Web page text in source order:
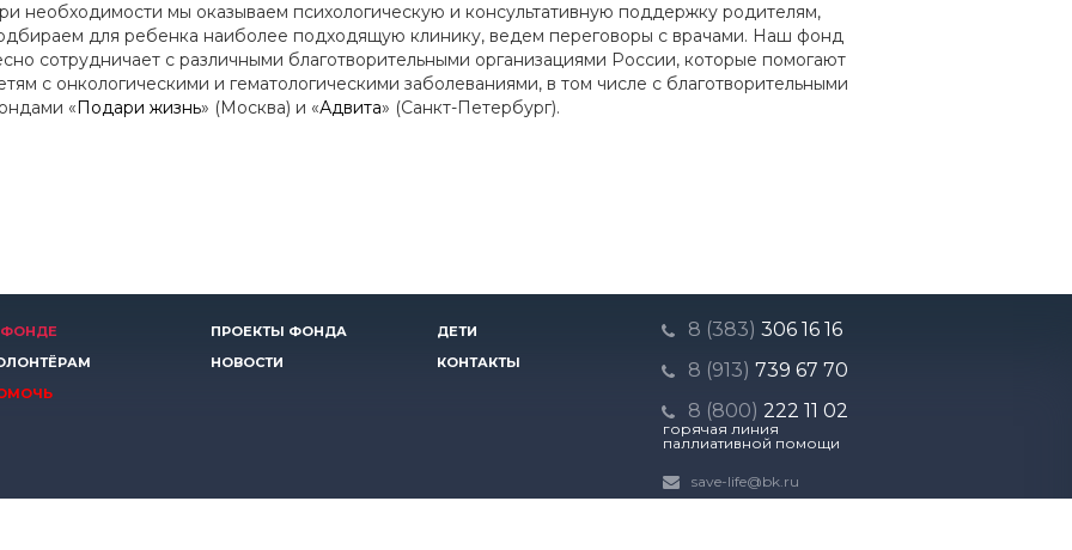
необходимости мы оказываем психологическую и консультативную поддержку родителям,
для ребенка наиболее подходящую клинику, ведем переговоры с врачами. Наш фонд
сотрудничает с различными благотворительными организациями России, которые помогают
с онкологическими и гематологическими заболеваниями, в том числе с благотворительными
«Подари жизнь» (Москва) и «Адвита» (Санкт-Петербург).
ПРОЕКТЫ ФОНДА
ДЕТИ
НОВОСТИ
КОНТАКТЫ
8 (383) 306 16 16
8 (913) 739 67 70
8 (800) 222 11 02
горячая линия
паллиативной помощи
save-life@bk.ru